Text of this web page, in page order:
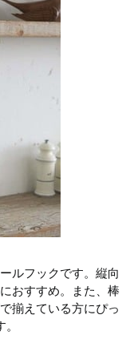
ルフックです。縦向
おすすめ。また、棒
揃えている方にぴっ